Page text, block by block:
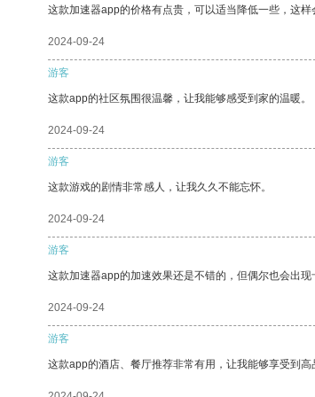
这款加速器app的价格有点贵，可以适当降低一些，这样
2024-09-24
游客
这款app的社区氛围很温馨，让我能够感受到家的温暖。
2024-09-24
游客
这款游戏的剧情非常感人，让我久久不能忘怀。
2024-09-24
游客
这款加速器app的加速效果还是不错的，但偶尔也会出现
2024-09-24
游客
这款app的酒店、餐厅推荐非常有用，让我能够享受到高